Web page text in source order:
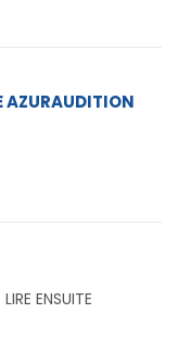
AZURAUDITION
ENSUITE